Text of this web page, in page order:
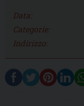
Data:
Categorie:
Indirizzo: